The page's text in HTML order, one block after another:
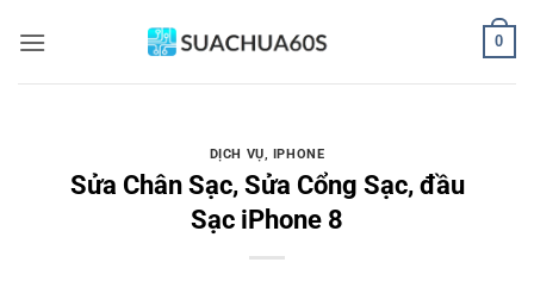
qua
0
DỊCH VỤ, IPHONE
Sửa Chân Sạc, Sửa Cổng Sạc, đầu
Sạc iPhone 8